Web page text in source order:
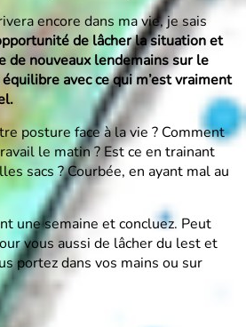
encore dans ma vie, je sais
de lâcher la situation et
de nouveaux lendemains sur le
avec ce qui m’est vraiment
posture face à la vie ? Comment
le matin ? Est ce en trainant
sacs ? Courbée, en ayant mal au
une semaine et concluez. Peut
vous aussi de lâcher du lest et
portez dans vos mains ou sur